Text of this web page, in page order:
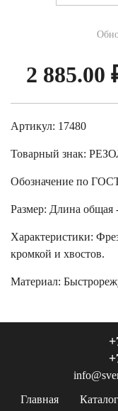
2 885.00
Артикул: 17480
Товарный знак:
Обозначение по
Размер: Длина общая
Характеристики:
кромкой и хвостов.
Материал:
Главная Каталог